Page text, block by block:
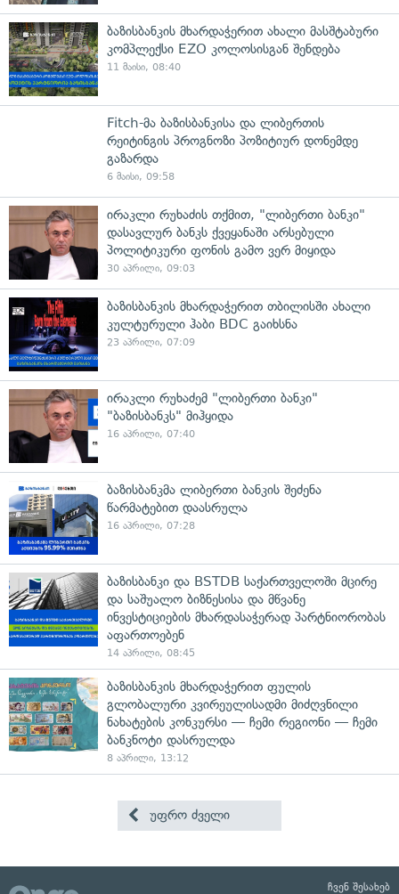
ბაზისბანკის მხარდაჭერით ახალი მასშტაბური
კომპლექსი EZO კოლოსისგან შენდება
11 მაისი, 08:40
Fitch-მა ბაზისბანკისა და ლიბერთის
რეიტინგის პროგნოზი პოზიტიურ დონემდე
გაზარდა
6 მაისი, 09:58
ირაკლი რუხაძის თქმით, "ლიბერთი ბანკი"
დასავლურ ბანკს ქვეყანაში არსებული
პოლიტიკური ფონის გამო ვერ მიყიდა
30 აპრილი, 09:03
ბაზისბანკის მხარდაჭერით თბილისში ახალი
კულტურული ჰაბი BDC გაიხსნა
23 აპრილი, 07:09
ირაკლი რუხაძემ "ლიბერთი ბანკი"
"ბაზისბანკს" მიჰყიდა
16 აპრილი, 07:40
ბაზისბანკმა ლიბერთი ბანკის შეძენა
წარმატებით დაასრულა
16 აპრილი, 07:28
ბაზისბანკი და BSTDB საქართველოში მცირე
და საშუალო ბიზნესისა და მწვანე
ინვესტიციების მხარდასაჭერად პარტნიორობას
აფართოებენ
14 აპრილი, 08:45
ბაზისბანკის მხარდაჭერით ფულის
გლობალური კვირეულისადმი მიძღვნილი
ნახატების კონკურსი — ჩემი რეგიონი — ჩემი
ბანკნოტი დასრულდა
8 აპრილი, 13:12
უფრო ძველი
ჩვენ შესახებ